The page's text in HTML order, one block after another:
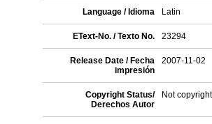
Language / Idioma Latin
EText-No. / Texto No. 23294
Release Date / Fecha
impresión
2007-11-02
Copyright Status/
Derechos Autor
Not